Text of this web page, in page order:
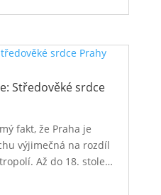
Středověké srdce
fakt, že Praha je
výjimečná na rozdíl
Až do 18. stole…